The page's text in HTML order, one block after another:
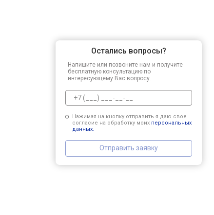
Остались вопросы?
Напишите или позвоните нам и получите
бесплатную консультацию по
интересующему Вас вопросу.
Нажимая на кнопку отправить я даю свое
согласие на обработку моих персональных
данных.
Отправить заявку